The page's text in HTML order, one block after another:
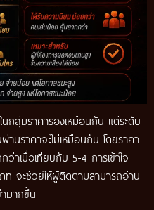
กลุ่มราคารองเหมือนกัน แต่ระดับ
นราคาจะไม่เหมือนกัน โดยราคา
าเมื่อเทียบกับ 5-4 การเข้าใจ
ท จะช่วยให้ผู้ติดตามสามารถอ่าน
มากขึ้น